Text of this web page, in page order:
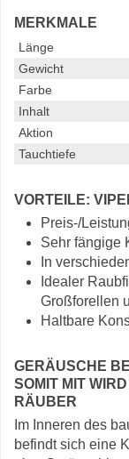
MERKMALE
Länge
Gewicht
Farbe
Inhalt
Aktion
Tauchtiefe
VORTEILE:
Preis-/
Sehr fängige
In
Idealer
Großforellen
Haltbare
GERÄUSCHE
SOMIT MIT
RÄUBER
Im Inneren des
befindt sich eine